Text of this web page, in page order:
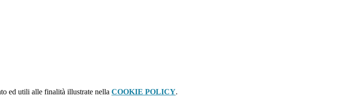
ed utili alle finalità illustrate nella COOKIE POLICY.